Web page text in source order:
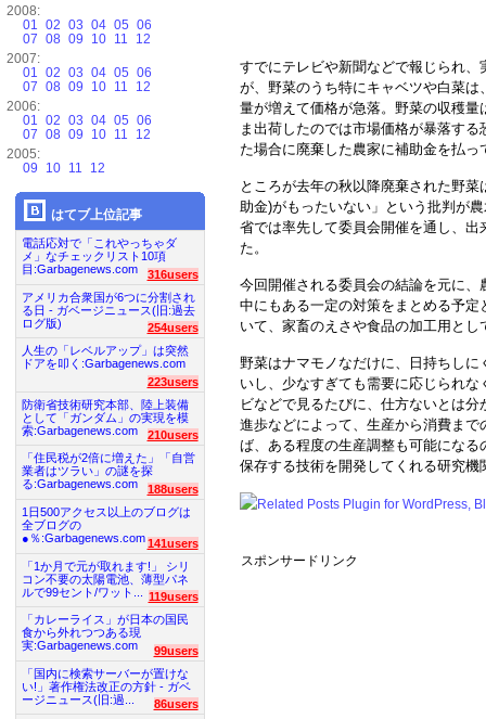
すでにテレビや新聞などで報じられ
が、野菜のうち特にキャベツや白菜
量が増えて価格が急落。野菜の収穫
ま出荷したのでは市場価格が暴落す
た場合に廃棄した農家に補助金を払
ところが去年の秋以降廃棄された野
助金)がもったいない」という批判が
省では率先して委員会開催を通し、
た。
今回開催される委員会の結論を元に
中にもある一定の対策をまとめる予
いて、家畜のえさや食品の加工用と
野菜はナマモノなだけに、日持ちし
いし、少なすぎても需要に応じられ
ビなどで見るたびに、仕方ないとは
進歩などによって、生産から消費ま
ば、ある程度の生産調整も可能にな
保存する技術を開発してくれる研究機
スポンサードリンク
2008:
01 02 03 04 05 06
07 08 09 10 11
12
2007:
01 02 03 04 05 06
07 08 09 10 11
12
2006:
01 02 03 04 05 06
07 08 09 10 11
12
2005:
09
10 11 12
はてブ上位記事
電話応対で「これやっちゃダ
メ」なチェックリスト10項
目:Garbagenews.com
316users
アメリカ合衆国が6つに分割され
る日 - ガベージニュース(旧:過去
ログ版)
254users
人生の「レベルアップ」は突然
ドアを叩く:Garbagenews.com
223users
防衛省技術研究本部、陸上装備
として「ガンダム」の実現を模
索:Garbagenews.com
210users
「住民税が2倍に増えた」「自営
業者はツラい」の謎を探
る:Garbagenews.com
188users
1日500アクセス以上のブログは
全ブログの
●％:Garbagenews.com 141users
「1か月で元が取れます!」 シリ
コン不要の太陽電池、薄型パネ
ルで99セント/ワット...
119users
「カレーライス」が日本の国民
食から外れつつある現
実:Garbagenews.com
99users
「国内に検索サーバーが置けな
い!」著作権法改正の方針 - ガベ
ージニュース(旧:過...
86users